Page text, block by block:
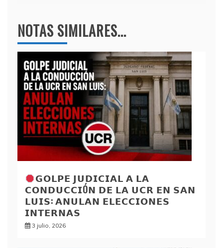
NOTAS SIMILARES...
𝗚𝗢𝗟𝗣𝗘 𝗝𝗨𝗗𝗜𝗖𝗜𝗔𝗟 𝗔 𝗟𝗔
𝗖𝗢𝗡𝗗𝗨𝗖𝗖𝗜Ó𝗡 𝗗𝗘 𝗟𝗔 𝗨𝗖𝗥 𝗘𝗡 𝗦𝗔𝗡
𝗟𝗨𝗜𝗦: 𝗔𝗡𝗨𝗟𝗔𝗡 𝗘𝗟𝗘𝗖𝗖𝗜𝗢𝗡𝗘𝗦
𝗜𝗡𝗧𝗘𝗥𝗡𝗔𝗦
3 julio, 2026